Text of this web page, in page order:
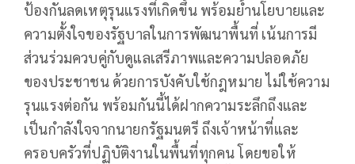
ป้องกันลดเหตุรุนแรงที่เกิดขึ้น พร้อมย้ำนโยบายและ
ความตั้งใจของรัฐบาลในการพัฒนาพื้นที่ เน้นการมี
ส่วนร่วมควบคู่กับดูแลเสรีภาพและความปลอดภัย
ของประชาชน ด้วยการบังคับใช้กฎหมาย ไม่ใช้ความ
รุนแรงต่อกัน พร้อมกันนี้ได้ฝากความระลึกถึงและ
เป็นกำลังใจจากนายกรัฐมนตรี ถึงเจ้าหน้าที่และ
ครอบครัวที่ปฏิบัติงานในพื้นที่ทุกคน โดยขอให้